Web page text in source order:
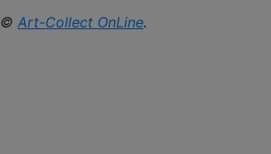
© Art-Collect OnLine.